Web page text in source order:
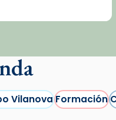
VilanovaFormación